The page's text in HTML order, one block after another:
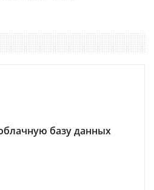
базу данных